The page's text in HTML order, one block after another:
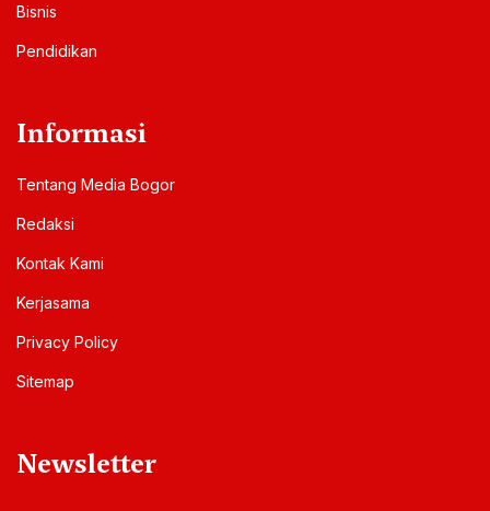
Bisnis
Pendidikan
Informasi
Tentang Media Bogor
Redaksi
Kontak Kami
Kerjasama
Privacy Policy
Sitemap
Newsletter